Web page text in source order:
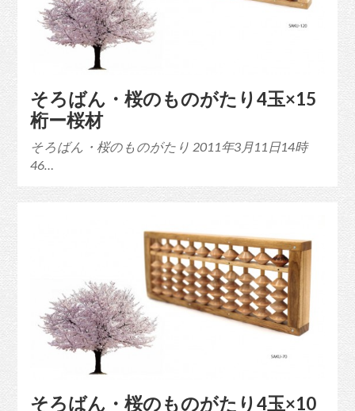
そろばん・桜のものがたり4玉×15
桁ー桜材
そろばん・桜のものがたり 2011年3月11日14時
46…
そろばん・桜のものがたり4玉×10